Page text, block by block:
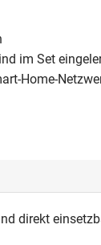
im Set
Home-
direkt